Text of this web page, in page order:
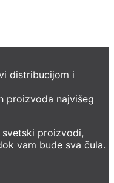
distribucijom i
proizvoda najvišeg
svetski proizvodi,
vam bude sva čula.